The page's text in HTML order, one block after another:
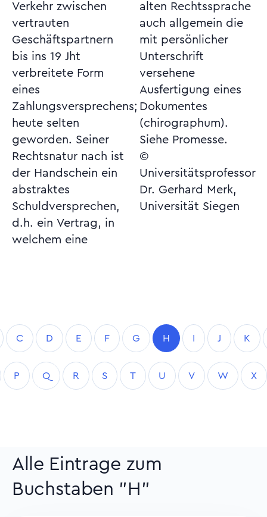
Verkehr zwischen
vertrauten
Geschäftspartnern
bis ins 19 Jht
verbreitete Form
eines
Zahlungsversprechens;
heute selten
geworden. Seiner
Rechtsnatur nach ist
der Handschein ein
abstraktes
Schuldversprechen,
d.h. ein Vertrag, in
welchem eine
alten Rechtssprache
auch allgemein die
mit persönlicher
Unterschrift
versehene
Ausfertigung eines
Dokumentes
(chirographum).
Siehe Promesse.
©
Universitätsprofessor
Dr. Gerhard Merk,
Universität Siegen
C D E F G H I J K
P Q R S T U V W X
Alle Eintrage zum
Buchstaben "H"